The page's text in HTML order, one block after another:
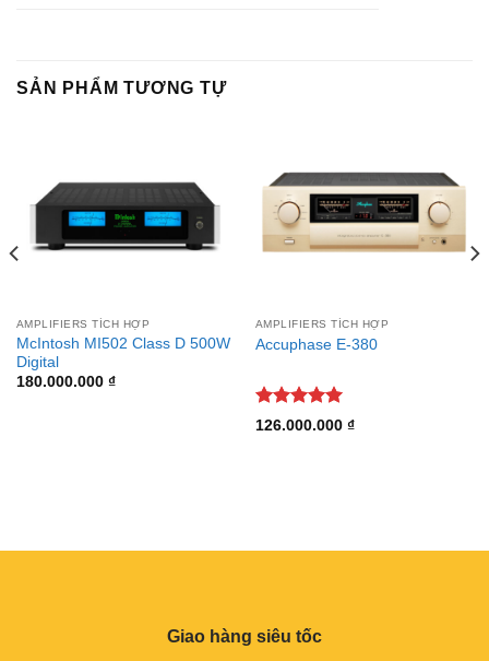
SẢN PHẨM TƯƠNG TỰ
AMPLIFIERS TÍCH HỢP
McIntosh MI502 Class D 500W
Digital
180.000.000 ₫
AMPLIFIERS TÍCH HỢP
Accuphase E-380
Được xếp
126.000.000 ₫
Giao hàng siêu tốc